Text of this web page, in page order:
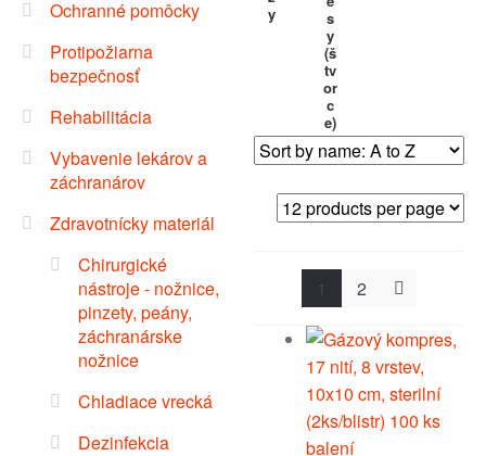
Ochranné pomôcky
Protipožiarna
bezpečnosť
Rehabilitácia
Vybavenie lekárov a
záchranárov
Zdravotnícky materiál
Chirurgické
nástroje - nožnice,
pinzety, peány,
záchranárske
nožnice
Chladiace vrecká
Dezinfekcia
y
s
y
(š
tv
or
c
e)
1 2